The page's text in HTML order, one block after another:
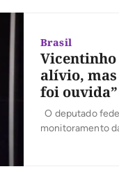
Brasil
Vicentinho
alívio,
foi ouvida”
O deputado
monitoramento